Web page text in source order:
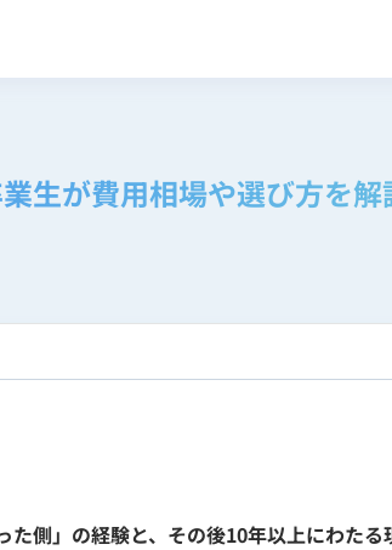
生が費用相場や選び方を
側」の経験と、その後10年以上にわたる